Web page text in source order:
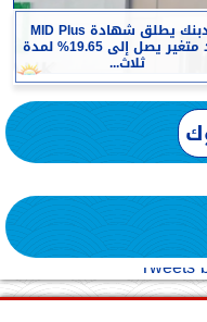
ميدبنك يطلق شهادة MID Plus
بعائد متغير يصل إلى 19.65% لمدة
ثلاث...
Tweets